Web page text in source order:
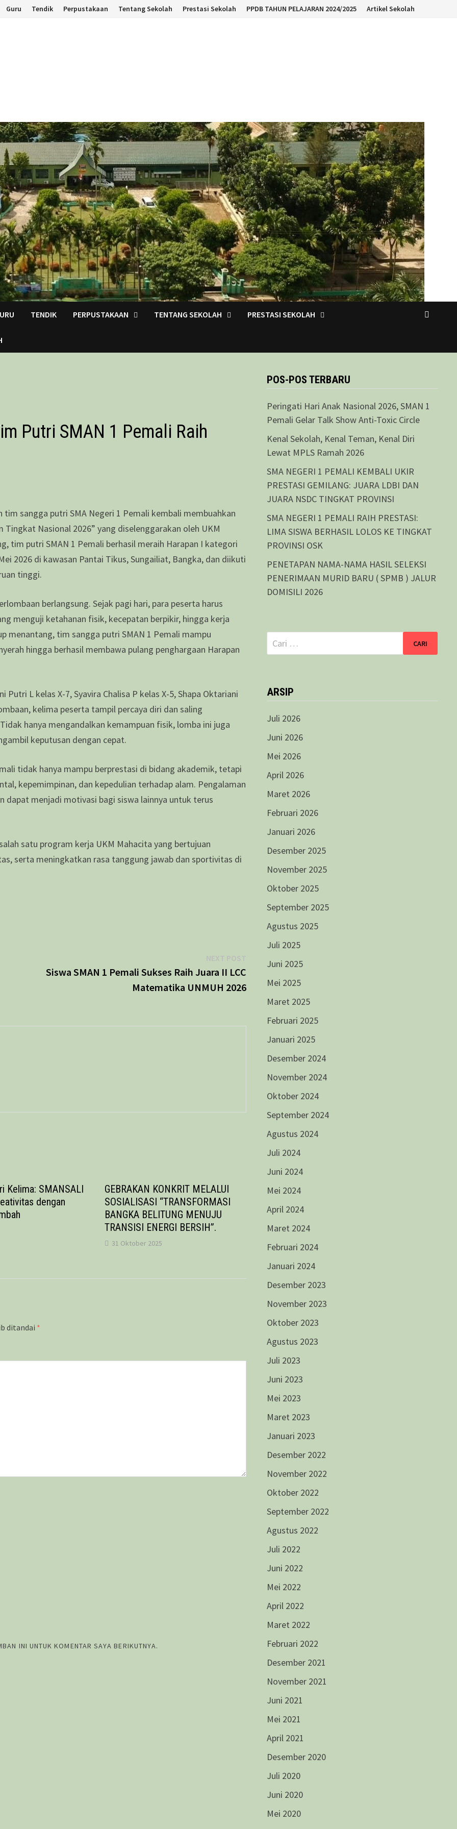
Guru Tendik Perpustakaan Tentang Sekolah Prestasi Sekolah PPDB TAHUN PELAJARAN 2024/2025 Artikel Sekolah
TENDIK PERPUSTAKAAN TENTANG SEKOLAH PRESTASI SEKOLAH
Putri SMAN 1 Pemali Raih
sangga putri SMA Negeri 1 Pemali kembali membuahkan
Nasional 2026” yang diselenggarakan oleh UKM
tim putri SMAN 1 Pemali berhasil meraih Harapan I kategori
2026 di kawasan Pantai Tikus, Sungailiat, Bangka, dan diikuti
tinggi.
berlangsung. Sejak pagi hari, para peserta harus
menguji ketahanan fisik, kecepatan berpikir, hingga kerja
menantang, tim sangga putri SMAN 1 Pemali mampu
hingga berhasil membawa pulang penghargaan Harapan
L kelas X-7, Syavira Chalisa P kelas X-5, Shapa Oktariani
kelima peserta tampil percaya diri dan saling
hanya mengandalkan kemampuan fisik, lomba ini juga
keputusan dengan cepat.
tidak hanya mampu berprestasi di bidang akademik, tetapi
kepemimpinan, dan kepedulian terhadap alam. Pengalaman
menjadi motivasi bagi siswa lainnya untuk terus
satu program kerja UKM Mahacita yang bertujuan
serta meningkatkan rasa tanggung jawab dan sportivitas di
NEXT POSTNext
post:
Siswa SMAN 1 Pemali Sukses Raih Juara II LCC
Matematika UNMUH 2026
Kelima: SMANSALI
dengan
GEBRAKAN KONKRIT MELALUI
SOSIALISASI “TRANSFORMASI
BANGKA BELITUNG MENUJU
TRANSISI ENERGI BERSIH”.
31 Oktober 2025
ditandai *
INI UNTUK KOMENTAR SAYA BERIKUTNYA.
POS-POS TERBARU
Peringati Hari Anak Nasional 2026, SMAN 1
Pemali Gelar Talk Show Anti-Toxic Circle
Kenal Sekolah, Kenal Teman, Kenal Diri
Lewat MPLS Ramah 2026
SMA NEGERI 1 PEMALI KEMBALI UKIR
PRESTASI GEMILANG: JUARA LDBI DAN
JUARA NSDC TINGKAT PROVINSI
SMA NEGERI 1 PEMALI RAIH PRESTASI:
LIMA SISWA BERHASIL LOLOS KE TINGKAT
PROVINSI OSK
PENETAPAN NAMA-NAMA HASIL SELEKSI
PENERIMAAN MURID BARU ( SPMB ) JALUR
DOMISILI 2026
Cari
untuk:
ARSIP
Juli 2026
Juni 2026
Mei 2026
April 2026
Maret 2026
Februari 2026
Januari 2026
Desember 2025
November 2025
Oktober 2025
September 2025
Agustus 2025
Juli 2025
Juni 2025
Mei 2025
Maret 2025
Februari 2025
Januari 2025
Desember 2024
November 2024
Oktober 2024
September 2024
Agustus 2024
Juli 2024
Juni 2024
Mei 2024
April 2024
Maret 2024
Februari 2024
Januari 2024
Desember 2023
November 2023
Oktober 2023
Agustus 2023
Juli 2023
Juni 2023
Mei 2023
Maret 2023
Januari 2023
Desember 2022
November 2022
Oktober 2022
September 2022
Agustus 2022
Juli 2022
Juni 2022
Mei 2022
April 2022
Maret 2022
Februari 2022
Desember 2021
November 2021
Juni 2021
Mei 2021
April 2021
Desember 2020
Juli 2020
Juni 2020
Mei 2020